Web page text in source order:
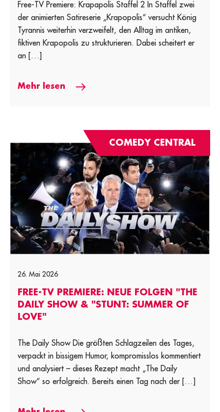
Free-TV Premiere: Krapapolis Staffel 2 In Staffel zwei
der animierten Satireserie „Krapopolis“ versucht König
Tyrannis weiterhin verzweifelt, den Alltag im antiken,
fiktiven Krapopolis zu strukturieren. Dabei scheitert er
an […]
Mehr lesen
COMEDY CENTRAL
26. Mai 2026
FREE-TV PREMIERE: NEUE FOLGEN "THE
DAILY SHOW & "STUNT: SUMMER OF
LOVE"
The Daily Show Die größten Schlagzeilen des Tages,
verpackt in bissigem Humor, kompromisslos kommentiert
und analysiert – dieses Rezept macht „The Daily
Show“ so erfolgreich. Bereits einen Tag nach der […]